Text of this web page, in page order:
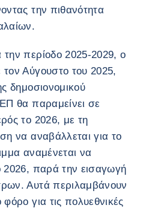
την πιθανότητα
περίοδο 2025-2029, ο
Αύγουστο του 2025,
δημοσιονομικού
θα παραμείνει σε
το 2026, με τη
να αναβάλλεται για το
αναμένεται να
2026, παρά την εισαγωγή
Αυτά περιλαμβάνουν
για τις πολυεθνικές